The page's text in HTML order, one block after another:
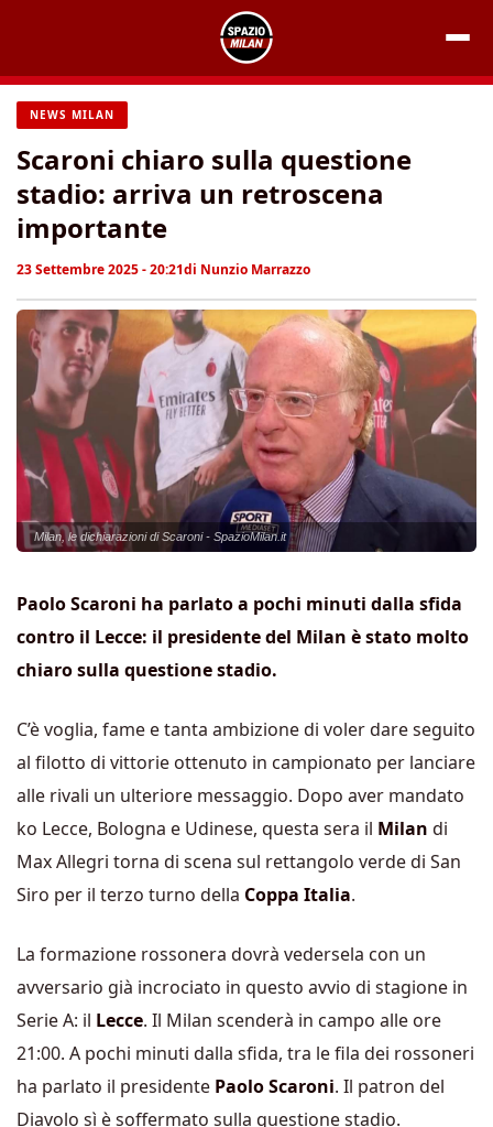
contenuto
NEWS MILAN
Scaroni chiaro sulla questione
stadio: arriva un retroscena
importante
23 Settembre 2025 - 20:21di Nunzio Marrazzo
Milan, le dichiarazioni di Scaroni - SpazioMilan.it
Paolo Scaroni ha parlato a pochi minuti dalla sfida
contro il Lecce: il presidente del Milan è stato molto
chiaro sulla questione stadio.
C’è voglia, fame e tanta ambizione di voler dare seguito
al filotto di vittorie ottenuto in campionato per lanciare
alle rivali un ulteriore messaggio. Dopo aver mandato
ko Lecce, Bologna e Udinese, questa sera il Milan di
Max Allegri torna di scena sul rettangolo verde di San
Siro per il terzo turno della Coppa Italia.
La formazione rossonera dovrà vedersela con un
avversario già incrociato in questo avvio di stagione in
Serie A: il Lecce. Il Milan scenderà in campo alle ore
21:00. A pochi minuti dalla sfida, tra le fila dei rossoneri
ha parlato il presidente Paolo Scaroni. Il patron del
Diavolo sì è soffermato sulla questione stadio.